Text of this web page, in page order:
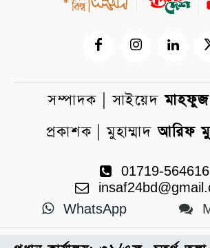
সম্পাদক | সাইয়েদ
প্রকাশক | মুহাম্মাদআরিফ
01719-564616
WhatsApp